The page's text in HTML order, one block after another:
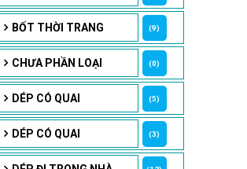
BỐT THỜI TRANG (9)
CHƯA PHẦN LOẠI (0)
DÉP CÓ QUAI (5)
DÉP CÓ QUAI (3)